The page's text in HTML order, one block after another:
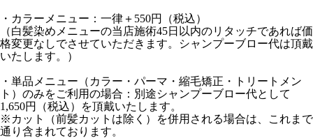
・カラーメニュー：一律＋550円（税込）
（白髪染めメニューの当店施術45日以内のリタッチであれば価
格変更なしでさせていただきます。シャンプーブロー代は頂戴
いたします。）
・単品メニュー（カラー・パーマ・縮毛矯正・トリートメン
ト）のみをご利用の場合：別途シャンプーブロー代として
1,650円（税込）を頂戴いたします。
※カット（前髪カットは除く）を併用される場合は、これまで
通り含まれております。